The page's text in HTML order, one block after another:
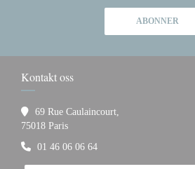
ABONNER
Kontakt oss
69 Rue Caulaincourt,
75018 Paris((åpner i et nytt vindu))
01 46 06 06 64